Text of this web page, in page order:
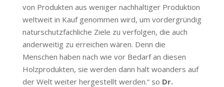
von Produkten aus weniger nachhaltiger Produktion
weltweit in Kauf genommen wird, um vordergründig
naturschutzfachliche Ziele zu verfolgen, die auch
anderweitig zu erreichen wären. Denn die
Menschen haben nach wie vor Bedarf an diesen
Holzprodukten, sie werden dann halt woanders auf
der Welt weiter hergestellt werden.“ so Dr.